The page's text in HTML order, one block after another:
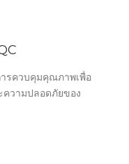
รควบคุมคุณภาพเพื่อ
วามปลอดภัยของ